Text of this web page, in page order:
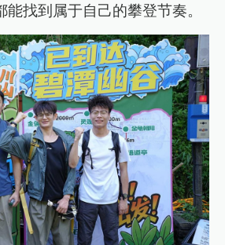
找到属于自己的攀登节奏。